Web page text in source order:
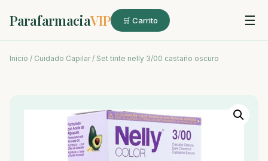
ParafarmaciaVIP 🛒 Carrito ☰
Inicio / Cuidado Capilar/ Set tinte nelly 3/00 castaño oscuro